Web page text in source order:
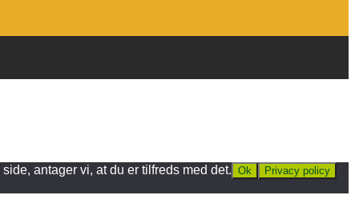
antager vi, at du er tilfreds med det. Ok Privacy policy